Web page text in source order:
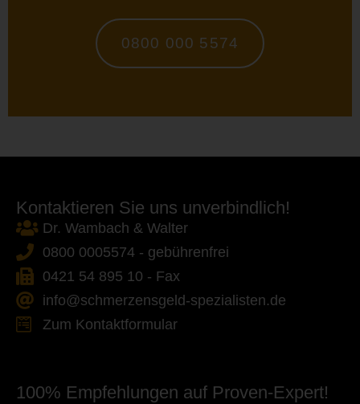
0800 000 5574
Kontaktieren Sie uns unverbindlich!
Dr. Wambach & Walter
0800 0005574 - gebührenfrei
0421 54 895 10 - Fax
info@schmerzensgeld-spezialisten.de
Zum Kontaktformular
100% Empfehlungen auf Proven-Expert!